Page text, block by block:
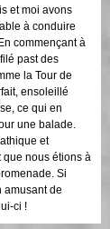
et moi avons
à conduire
commençant à
past des
la Tour de
ensoleillé
ce qui en
une balade.
et
que nous étions à
Si
amusant de
ci !